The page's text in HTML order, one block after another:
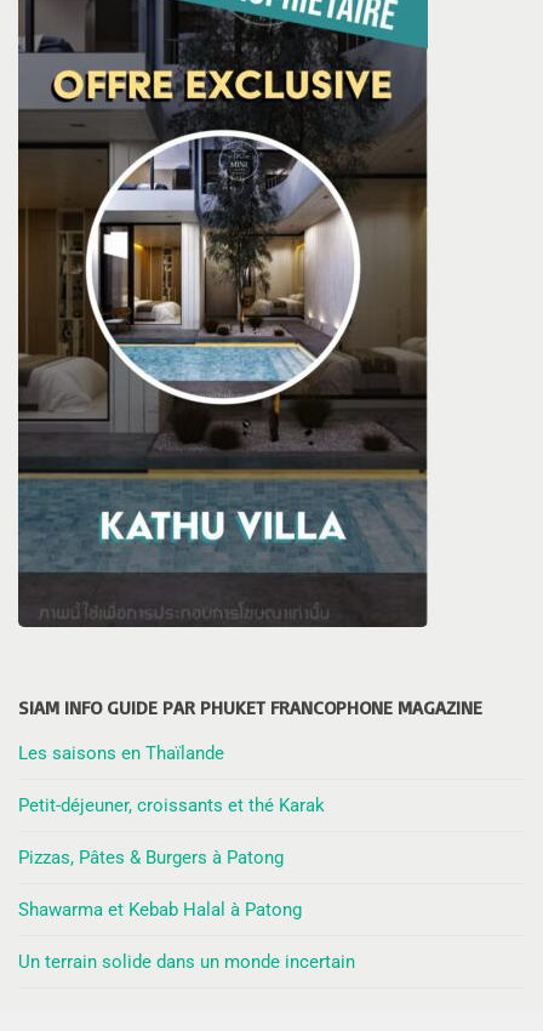
SIAM INFO GUIDE PAR PHUKET FRANCOPHONE MAGAZINE
Les saisons en Thaïlande
Petit-déjeuner, croissants et thé Karak
Pizzas, Pâtes & Burgers à Patong
Shawarma et Kebab Halal à Patong
Un terrain solide dans un monde incertain